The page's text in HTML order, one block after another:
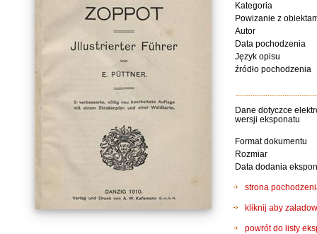
Kategoria
Powizanie z
Autor
Data pochodzenia
Język opisu
źródło pochodzenia
Dane dotyczce
wersji eksponatu
Format dokumentu
Rozmiar
Data dodania
strona
kliknij aby
powrót do listy